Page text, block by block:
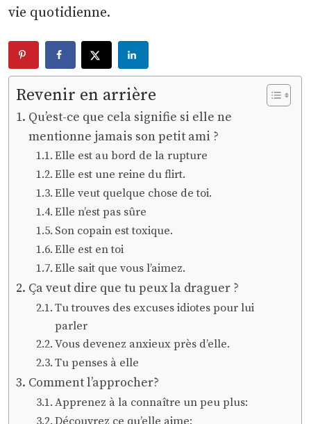
vie quotidienne.
Revenir en arrière
Qu’est-ce que cela signifie si elle ne
mentionne jamais son petit ami ?
Elle est au bord de la rupture
Elle est une reine du flirt.
Elle veut quelque chose de toi.
Elle n’est pas sûre
Son copain est toxique.
Elle est en toi
Elle sait que vous l’aimez.
Ça veut dire que tu peux la draguer ?
Tu trouves des excuses idiotes pour lui
parler
Vous devenez anxieux près d’elle.
Tu penses à elle
Comment l’approcher?
Apprenez à la connaître un peu plus:
Découvrez ce qu’elle aime: